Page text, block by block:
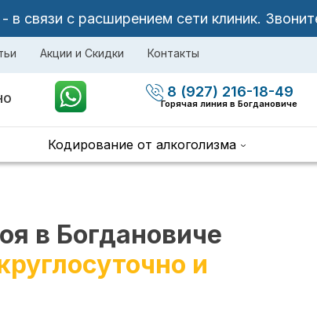
связи с расширением сети клиник.
Акции и Скидки Контакты
8 (927) 216-18-49
Горячая линия в Богдановиче
Кодирование от алкоголизма
в Богдановиче
и